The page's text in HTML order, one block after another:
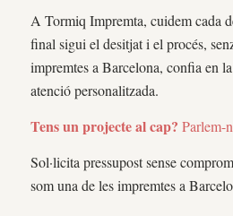
A Tormiq Impremta, cuidem cada
final sigui el desitjat i el procés,
impremtes a Barcelona, confia en
atenció personalitzada.
Tens un projecte al cap? Parlem-
Sol·licita pressupost sense
som una de les impremtes a